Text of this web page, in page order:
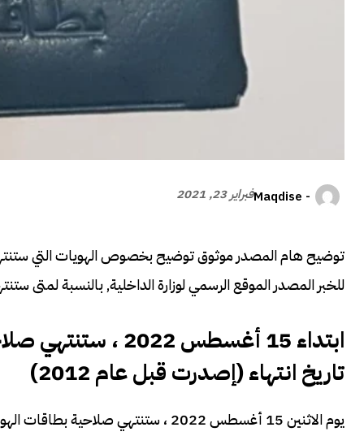
فبراير 23, 2021 - Maqdise
توضيح هام المصدر موثوق توضيح بخصوص الهويات التي
للخبر المصدر الموقع الرسمي لوزارة الداخلية, بالنسبة لمتى
ابتداء 15 أغسطس
تاريخ انتهاء (إصدرت قبل عام 2012)